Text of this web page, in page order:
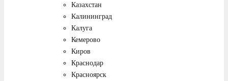
Казахстан
Калининград
Калуга
Кемерово
Киров
Краснодар
Красноярск